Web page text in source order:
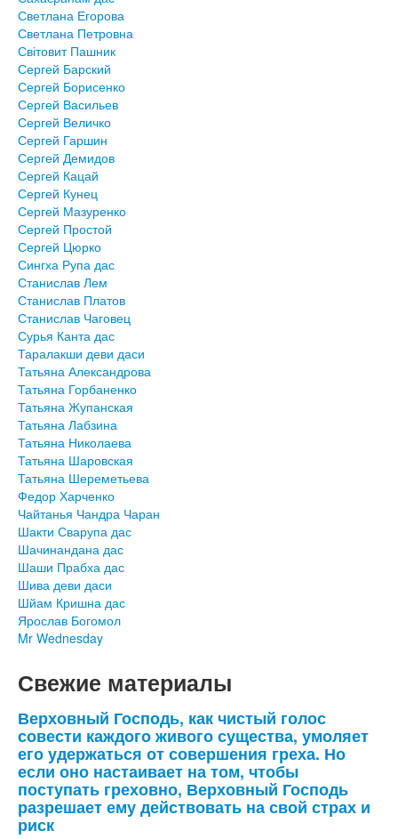
Светлана Егорова
Светлана Петровна
Світовит Пашник
Сергей Барский
Сергей Борисенко
Сергей Васильев
Сергей Величко
Сергей Гаршин
Сергей Демидов
Сергей Кацай
Сергей Кунец
Сергей Мазуренко
Сергей Простой
Сергей Цюрко
Сингха Рупа дас
Станислав Лем
Станислав Платов
Станислав Чаговец
Сурья Канта дас
Таралакши деви даси
Татьяна Александрова
Татьяна Горбаненко
Татьяна Жупанская
Татьяна Лабзина
Татьяна Николаева
Татьяна Шаровская
Татьяна Шереметьева
Федор Харченко
Чайтанья Чандра Чаран
Шакти Сварупа дас
Шачинандана дас
Шаши Прабха дас
Шива деви даси
Шйам Кришна дас
Ярослав Богомол
Mr Wednesday
Свежие материалы
Верховный Господь, как чистый голос
совести каждого живого существа, умоляет
его удержаться от совершения греха. Но
если оно настаивает на том, чтобы
поступать греховно, Верховный Господь
разрешает ему действовать на свой страх и
риск